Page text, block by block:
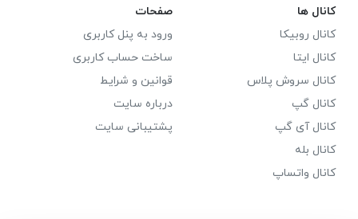
کانال ها
کانال روبیکا
کانال ایتا
کانال سروش پلاس
کانال گپ
کانال آی گپ
کانال بله
کانال واتساپ
صفحات
ورود به پنل کاربری
ساخت حساب کاربری
قوانین و شرایط
درباره سایت
پشتیبانی سایت